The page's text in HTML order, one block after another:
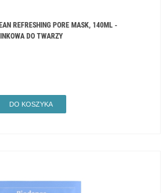
REFRESHING PORE MASK, 140ML -
DO TWARZY
DO KOSZYKA